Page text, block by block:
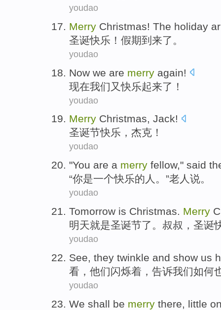
youdao
Merry Christmas! The holiday
圣诞快乐！ 假期到来了 。
youdao
Now we are merry again!
现在我们 又快乐起来了！
youdao
Merry Christmas, Jack!
圣诞节快乐， 杰克 ！
youdao
"You are a merry fellow," said
“你是一个快乐的人 。”老人 说。
youdao
Tomorrow is Christmas. Merry
明天就是圣诞节了。 叔叔 ， 圣诞
youdao
See, they twinkle and show us
看 ， 他们闪烁着 ， 告诉我们如何
youdao
We shall be merry there
little